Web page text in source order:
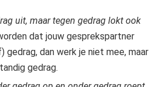
uit, maar tegen gedrag lokt ook
dat jouw gesprekspartner
dan werk je niet mee, maar
gedrag.